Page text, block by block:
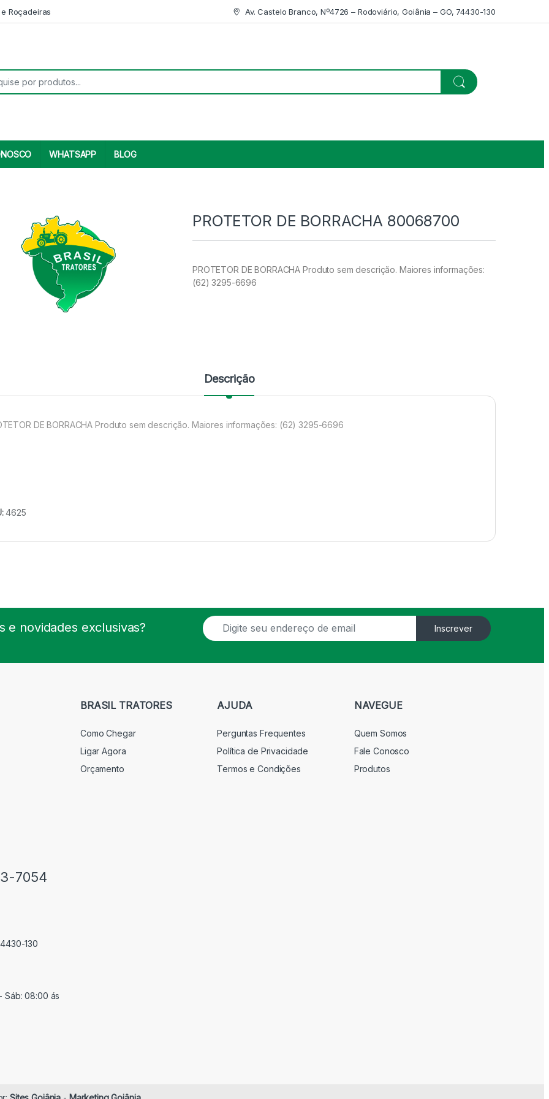
Roçadeiras Av. Castelo Branco, Nº4726 – Rodoviário, Goiânia – GO, 74430-130
WHATSAPP BLOG
PROTETOR DE BORRACHA 80068700
PROTETOR DE BORRACHA Produto sem descrição. Maiores informações:
(62) 3295-6696
Descrição
DE BORRACHA Produto sem descrição. Maiores informações: (62) 3295-6696
4625
novidades exclusivas?
E
m
Inscrever
7054
130
Sáb: 08:00 ás
BRASIL TRATORES
Como Chegar
Ligar Agora
Orçamento
AJUDA
Perguntas Frequentes
Política de Privacidade
Termos e Condições
NAVEGUE
Quem Somos
Fale Conosco
Produtos